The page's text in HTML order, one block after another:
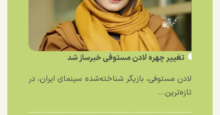
تغییر چهره لادن مستوفی خبرساز شد
لادن مستوفی، بازیگر شناخته‌شده سینمای ایران، در
تازه‌ترین...